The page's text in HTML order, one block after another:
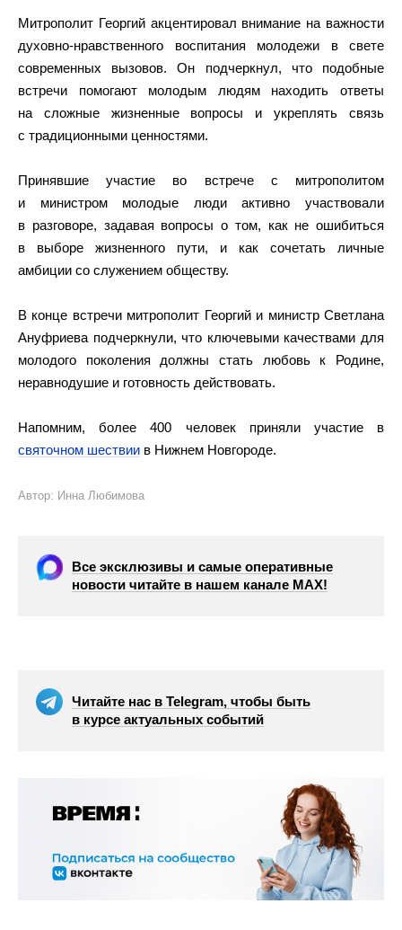
Митрополит Георгий акцентировал внимание на важности
духовно-нравственного воспитания молодежи в свете
современных вызовов. Он подчеркнул, что подобные
встречи помогают молодым людям находить ответы
на сложные жизненные вопросы и укреплять связь
с традиционными ценностями.
Принявшие участие во встрече с митрополитом
и министром молодые люди активно участвовали
в разговоре, задавая вопросы о том, как не ошибиться
в выборе жизненного пути, и как сочетать личные
амбиции со служением обществу.
В конце встречи митрополит Георгий и министр Светлана
Ануфриева подчеркнули, что ключевыми качествами для
молодого поколения должны стать любовь к Родине,
неравнодушие и готовность действовать.
Напомним, более 400 человек приняли участие в
святочном шествии в Нижнем Новгороде.
Автор: Инна Любимова
Все эксклюзивы и самые оперативные
новости читайте в нашем канале МАХ!
Читайте нас в Telegram, чтобы быть
в курсе актуальных событий